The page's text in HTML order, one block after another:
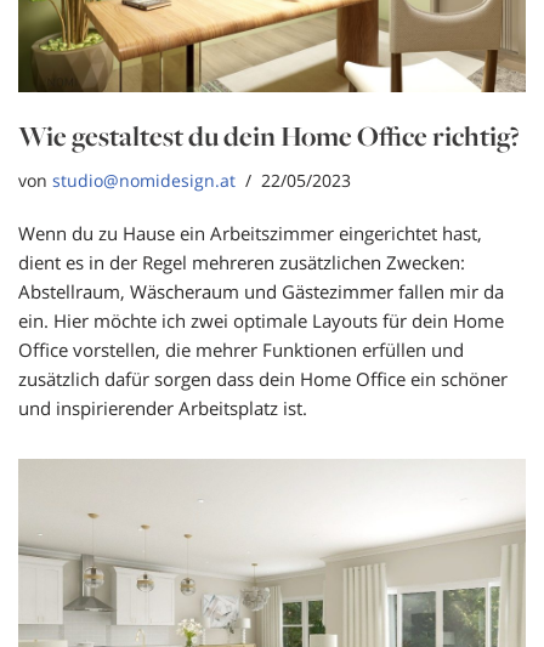
Wie gestaltest du dein Home Office richtig?
von studio@nomidesign.at 22/05/2023
Wenn du zu Hause ein Arbeitszimmer eingerichtet hast,
dient es in der Regel mehreren zusätzlichen Zwecken:
Abstellraum, Wäscheraum und Gästezimmer fallen mir da
ein. Hier möchte ich zwei optimale Layouts für dein Home
Office vorstellen, die mehrer Funktionen erfüllen und
zusätzlich dafür sorgen dass dein Home Office ein schöner
und inspirierender Arbeitsplatz ist.